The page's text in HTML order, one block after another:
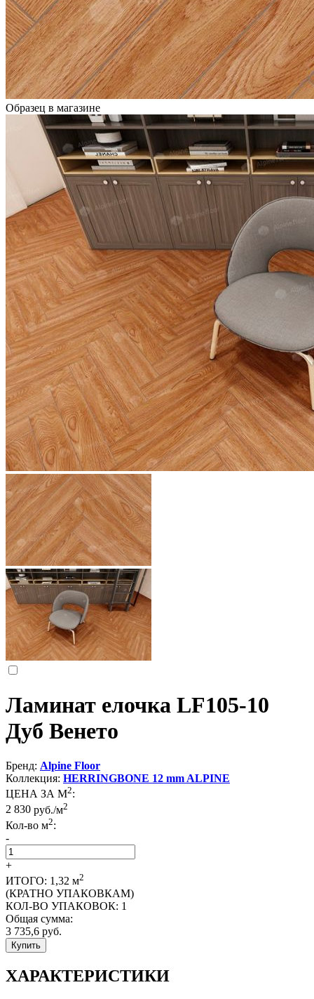
Образец в магазине
Ламинат елочка LF105-10
Дуб Венето
Бренд: Alpine Floor
Коллекция: HERRINGBONE 12 mm ALPINE
ЦЕНА ЗА М2:
2 830 руб./м2
Кол-во м2:
-
+
ИТОГО: 1,32 м2
(КРАТНО УПАКОВКАМ)
КОЛ-ВО УПАКОВОК: 1
Общая сумма:
3 735,6 руб.
Купить
ХАРАКТЕРИСТИКИ